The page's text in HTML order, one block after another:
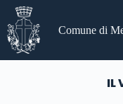
Salta
contenuto
Comune di
IL